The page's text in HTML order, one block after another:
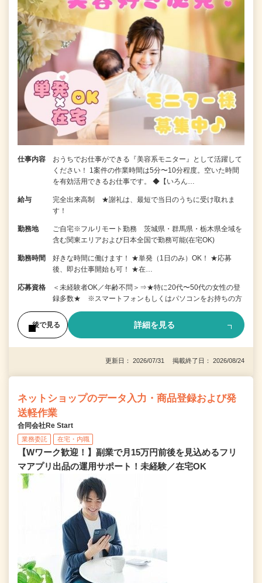
仕事内容
おうちでお仕事ができる『美容系モニター』として活躍して
ください！ 1案件の作業時間は5分〜10分程度。空いた時間
を有効活用できるお仕事です。 ◆【いろん…
給与
完全出来高制 ★謝礼は、最短で当日のうちに受け取れま
す！
勤務地
ご自宅※フルリモート勤務 茨城県・群馬県・栃木県全域を
含む関東エリアおよび日本全国で勤務可能(在宅OK)
勤務時間
好きな時間に働けます！ ★単発（1日のみ）OK！ ★応募
後、即お仕事開始も可！ ★在…
応募資格
＜未経験者OK／年齢不問＞⇒★特に20代〜50代の女性の登
録多数★ ※スマートフォンもしくはパソコンをお持ちの方
後で見る 詳細を見る
更新日： 2026/07/31 掲載終了日： 2026/08/24
ネットショップのデータ入力・商品登録および発
送軽作業
合同会社Re Start
業務委託 在宅・内職
【Wワーク歓迎！】副業で月15万円前後を見込めるフリ
マアプリ出品の運用サポート！未経験／在宅OK